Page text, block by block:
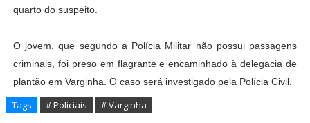
quarto do suspeito.
O jovem, que segundo a Polícia Militar não possui passagens
criminais, foi preso em flagrante e encaminhado à delegacia de
plantão em Varginha. O caso será investigado pela Polícia Civil.
Tags # Policiais # Varginha